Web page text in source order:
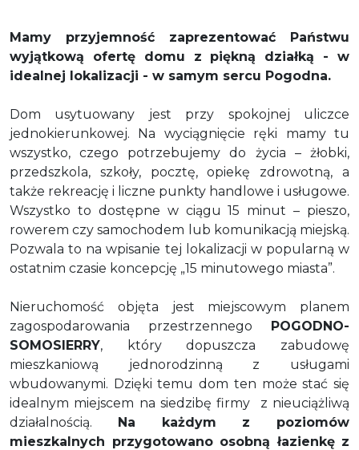
Mamy przyjemność zaprezentować Państwu
wyjątkową ofertę domu z piękną działką - w
idealnej lokalizacji - w samym sercu Pogodna.
Dom usytuowany jest przy spokojnej uliczce
jednokierunkowej. Na wyciągnięcie ręki mamy tu
wszystko, czego potrzebujemy do życia – żłobki,
przedszkola, szkoły, pocztę, opiekę zdrowotną, a
także rekreację i liczne punkty handlowe i usługowe.
Wszystko to dostępne w ciągu 15 minut – pieszo,
rowerem czy samochodem lub komunikacją miejską.
Pozwala to na wpisanie tej lokalizacji w popularną w
ostatnim czasie koncepcję „15 minutowego miasta”.
Nieruchomość objęta jest miejscowym planem
zagospodarowania przestrzennego POGODNO-
SOMOSIERRY, który dopuszcza zabudowę
mieszkaniową jednorodzinną z usługami
wbudowanymi. Dzięki temu dom ten może stać się
idealnym miejscem na siedzibę firmy
z nieuciążliwą
działalnością. Na każdym z poziomów
mieszkalnych przygotowano osobną łazienkę z